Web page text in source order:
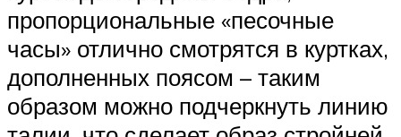
пропорциональные «песочные
часы» отлично смотрятся в куртках,
дополненных поясом – таким
образом можно подчеркнуть линию